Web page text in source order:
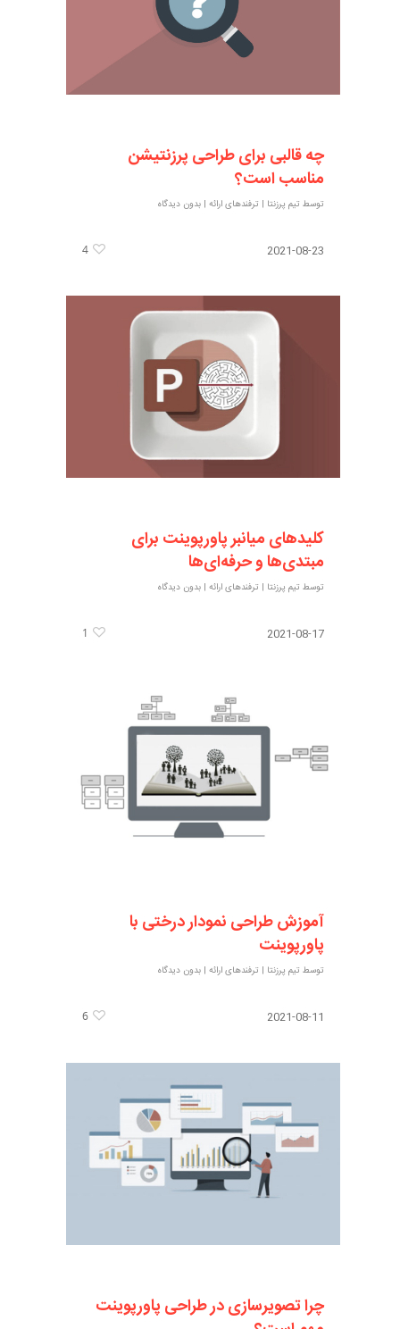
چه قالبی برای طراحی پرزنتیشن
مناسب است؟
توسط تیم پرزنتا | ترفندهای ارائه |بدون دیدگاه
2021-08-23
4
کلیدهای میانبر پاورپوینت برای
مبتدی‌ها و حرفه‌ای‌ها
توسط تیم پرزنتا | ترفندهای ارائه |بدون دیدگاه
2021-08-17
1
آموزش طراحی نمودار درختی با
پاورپوینت
توسط تیم پرزنتا | ترفندهای ارائه |بدون دیدگاه
2021-08-11
6
چرا تصویرسازی در طراحی پاورپوینت